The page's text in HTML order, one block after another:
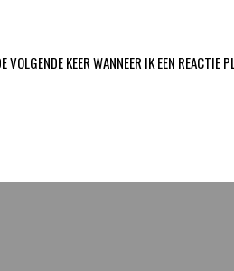
KEER WANNEER IK EEN REACTIE